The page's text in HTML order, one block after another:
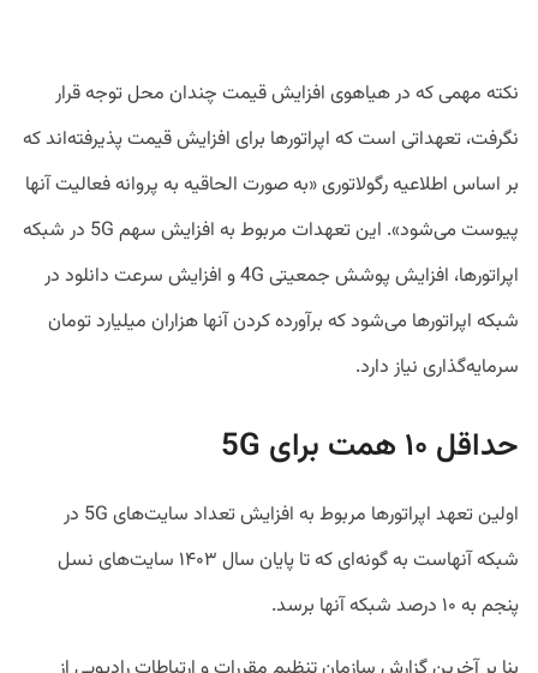
نکته مهمی که در هیاهوی افزایش قیمت چندان محل توجه قرار
نگرفت، تعهداتی است که اپراتورها برای افزایش قیمت پذیرفته‌اند که
بر اساس اطلاعیه رگولاتوری «به صورت الحاقیه به پروانه فعالیت آنها
پیوست می‌شود». این تعهدات مربوط به افزایش سهم 5G در شبکه
اپراتورها، افزایش پوشش جمعیتی 4G و افزایش سرعت دانلود در
شبکه اپراتورها می‌شود که برآورده کردن آنها هزاران میلیارد تومان
سرمایه‌گذاری نیاز دارد.
حداقل ۱۰ همت برای 5G
اولین تعهد اپراتورها مربوط به افزایش تعداد سایت‌های 5G‌ در
شبکه آنهاست به گونه‌ای که تا پایان سال ۱۴۰۳ سایت‌های نسل
پنجم به ۱۰ درصد شبکه آنها برسد.